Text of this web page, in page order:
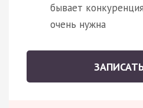
бывает
очень нужна